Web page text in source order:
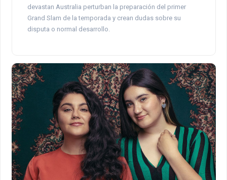
devastan Australia perturban la preparación del primer
Grand Slam de la temporada y crean dudas sobre su
disputa o normal desarrollo.